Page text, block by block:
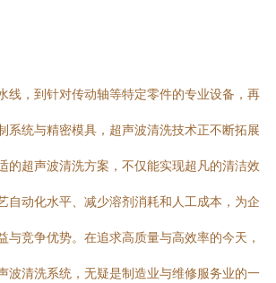
线，到针对传动轴等特定零件的专业设备，再
系统与精密模具，超声波清洗技术正不断拓展
的超声波清洗方案，不仅能实现超凡的清洁效
自动化水平、减少溶剂消耗和人工成本，为企
与竞争优势。在追求高质量与高效率的今天，
波清洗系统，无疑是制造业与维修服务业的一